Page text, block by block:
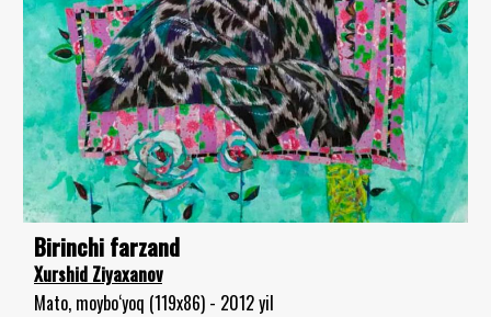
Birinchi farzand
Xurshid Ziyaxanov
Mato, moybo‘yoq (119x86) - 2012 yil